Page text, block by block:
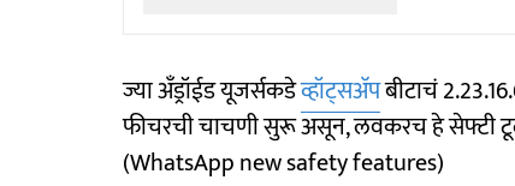
ज्या अँड्रॉईड यूजर्सकडेव्हॉट्सअ‍ॅपबीटाचं
फीचरची चाचणी सुरू असून, लवकरच हे सेफ्टी
(WhatsApp new safety features)